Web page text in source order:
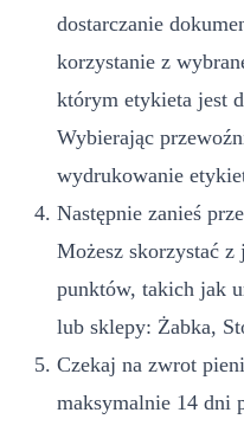
dostarczanie
korzystanie z
którym etykieta jest
Wybierając
wydrukowanie
Następnie zanieś
Możesz skorzystać z
punktów, takich jak
lub sklepy: Żabka,
Czekaj na zwrot
maksymalnie 14 dni